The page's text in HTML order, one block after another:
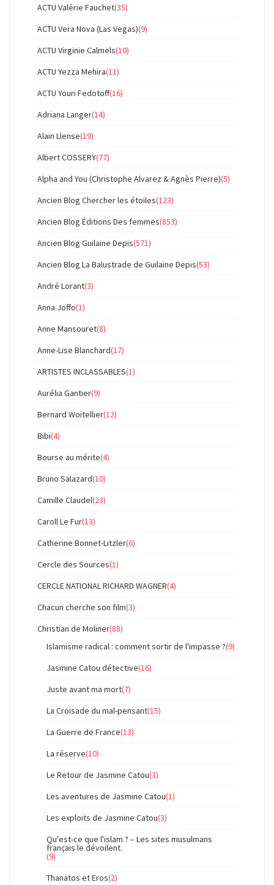
ACTU Valérie Fauchet(35)
ACTU Vera Nova (Las Vegas)(9)
ACTU Virginie Calmels(10)
ACTU Yezza Mehira(11)
ACTU Youri Fedotoff(16)
Adriana Langer(14)
Alain Llense(19)
Albert COSSERY(77)
Alpha and You (Christophe Alvarez & Agnès Pierre)(5)
Ancien Blog Chercher les étoiles(123)
Ancien Blog Éditions Des femmes(853)
Ancien Blog Guilaine Depis(571)
Ancien Blog La Balustrade de Guilaine Depis(53)
André Lorant(3)
Anna Joffo(1)
Anne Mansouret(8)
Anne-Lise Blanchard(17)
ARTISTES INCLASSABLES(1)
Aurélia Gantier(9)
Bernard Woitellier(12)
Bibi(4)
Bourse au mérite(4)
Bruno Salazard(10)
Camille Claudel(23)
Caroll Le Fur(13)
Catherine Bonnet-Litzler(6)
Cercle des Sources(1)
CERCLE NATIONAL RICHARD WAGNER(4)
Chacun cherche son film(3)
Christian de Moliner(88)
Islamisme radical : comment sortir de l'impasse ?(9)
Jasmine Catou détective(16)
Juste avant ma mort(7)
La Croisade du mal-pensant(15)
La Guerre de France(13)
La réserve(10)
Le Retour de Jasmine Catou(3)
Les aventures de Jasmine Catou(1)
Les exploits de Jasmine Catou(3)
Qu'est-ce que l'islam ? – Les sites musulmans
français le dévoilent.
(9)
Thanatos et Eros(2)